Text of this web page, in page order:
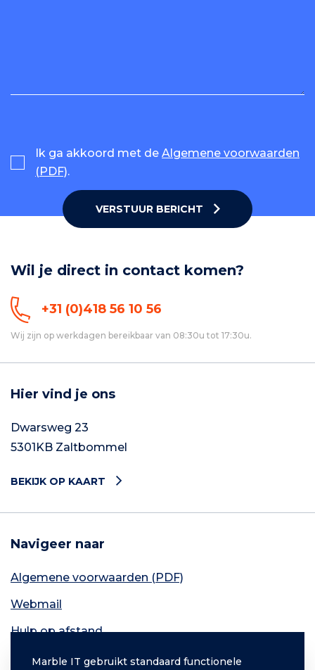
Ik ga akkoord met de Algemene voorwaarden
(PDF).
VERSTUUR BERICHT
Wil je direct in contact komen?
+31 (0)418 56 10 56
Wij zijn op werkdagen bereikbaar van 08:30u tot 17:30u.
Hier vind je ons
Dwarsweg 23
5301KB Zaltbommel
BEKIJK OP KAART
Navigeer naar
Algemene voorwaarden (PDF)
Webmail
Hulp op afstand
Contact
Marble IT gebruikt standaard functionele